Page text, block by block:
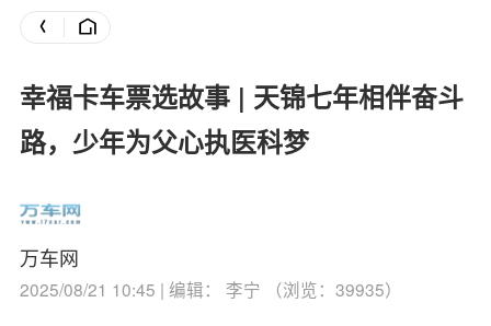
幸福卡车票选故事 | 天锦七年相伴奋斗
路，少年为父心执医科梦
万车网
2025/08/21 10:45 | 编辑： 李宁 （浏览：39935）